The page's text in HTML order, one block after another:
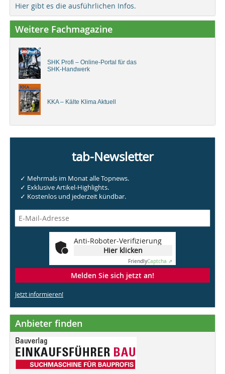
Hier gibt es die ausführlichen Infos.
Weitere Fachmagazine
SHK Profi – Online-Portal für das
SHK-Handwerk
KKA – Kälte Klima Aktuell
tab-Newsletter
✓ Mehrmals im Monat alle Topnews.
✓ Exklusive Artikel-Highlights.
✓ Kostenlos und jederzeit kündbar.
Anti-Roboter-Verifizierung
Hier klicken
FriendlyCaptcha ⇗
Melden Sie sich jetzt an!
Jetzt informieren!
Anbieter finden